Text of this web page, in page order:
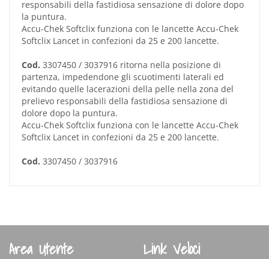
responsabili della fastidiosa sensazione di dolore dopo
la puntura.
Accu-Chek Softclix funziona con le lancette Accu-Chek
Softclix Lancet in confezioni da 25 e 200 lancette.
Cod. 3307450 / 3037916 ritorna nella posizione di
partenza, impedendone gli scuotimenti laterali ed
evitando quelle lacerazioni della pelle nella zona del
prelievo responsabili della fastidiosa sensazione di
dolore dopo la puntura.
Accu-Chek Softclix funziona con le lancette Accu-Chek
Softclix Lancet in confezioni da 25 e 200 lancette.
Cod. 3307450 / 3037916
Area Utente Link Veloci